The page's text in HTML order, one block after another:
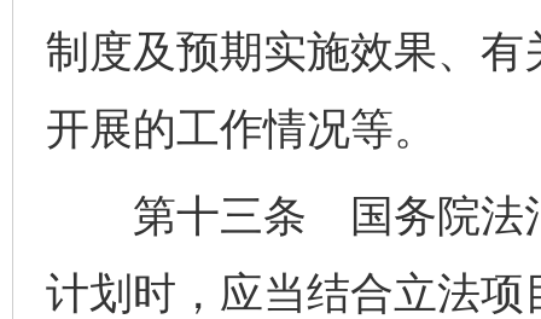
制度及预期实施效果、
开展的工作情况等。
第十三条 国务院法治
计划时，应当结合立法